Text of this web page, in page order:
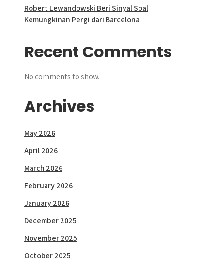
Robert Lewandowski Beri Sinyal Soal
Kemungkinan Pergi dari Barcelona
Recent Comments
No comments to show.
Archives
May 2026
April 2026
March 2026
February 2026
January 2026
December 2025
November 2025
October 2025